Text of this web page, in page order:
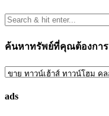
ค้นหาทรัพย์ที่คุณต้องการ
ค้นหา
ที่
ads